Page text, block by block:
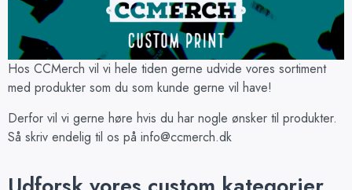
Hos CCMerch vil vi hele tiden gerne udvide vores sortiment
med produkter som du som kunde gerne vil have!
Derfor vil vi gerne høre hvis du har nogle ønsker til produkter.
Så skriv endelig til os på info@ccmerch.dk